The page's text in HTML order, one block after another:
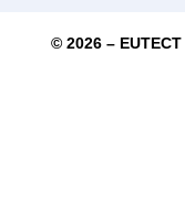
© 2026 – EUTECT